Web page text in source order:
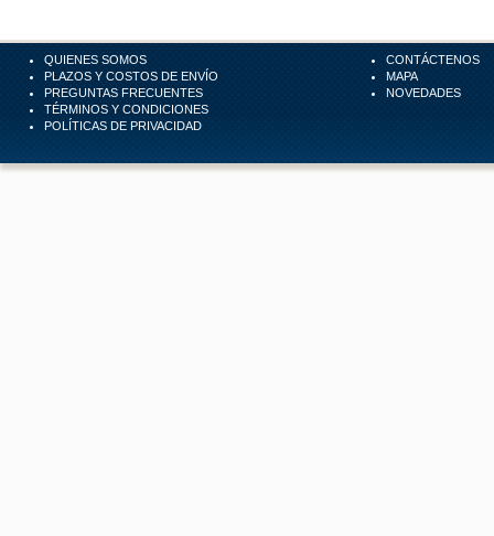
QUIENES SOMOS
PLAZOS Y COSTOS DE ENVÍO
PREGUNTAS FRECUENTES
TÉRMINOS Y CONDICIONES
POLÍTICAS DE PRIVACIDAD
CONTÁCTENOS
MAPA
NOVEDADES